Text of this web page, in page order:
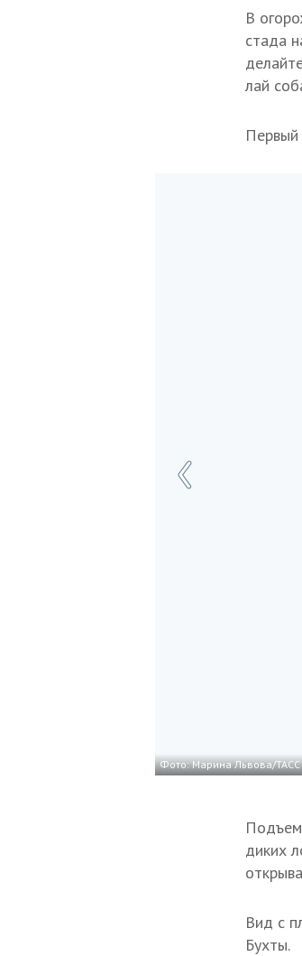
В
стада
лай
Первый
Фото: Марина Львова/ТАСС
Подъем
диких
Вид с
Бухты.